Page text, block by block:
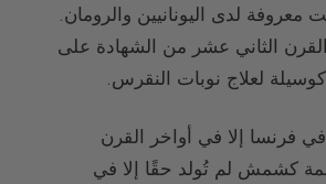
معروفة لدى اليونانيين والرومان.
الثاني عشر من الشهادة على
لعلاج نوبات النقرس.
فرنسا إلا في أواخر القرن
كشمش لم تُولد حقًا إلا في